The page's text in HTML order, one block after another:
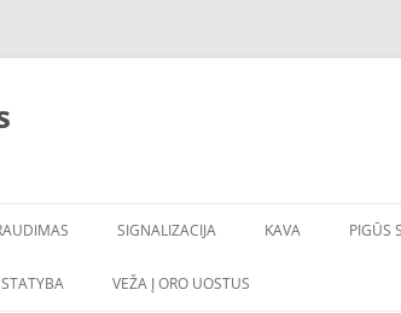
SIGNALIZACIJA KAVA PIGŪS
STATYBA VEŽA Į ORO UOSTUS